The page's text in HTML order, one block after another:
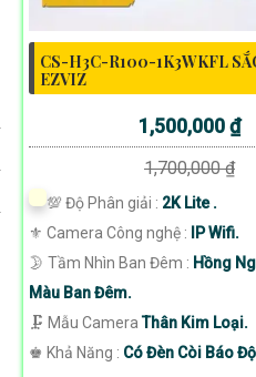
CS-H3C-R100-1K3WKFL
EZVIZ
1,500,000 ₫
1,700,000 ₫
💯 Độ Phân giải : 2K Lite .
⚜️ Camera Công nghệ :
IP Wifi.
🌛 Tầm Nhìn Ban Đêm : Hồng
Màu Ban Đêm.
🗜️ Mẫu CameraThân Kim Loại.
️♚ Khả Năng : Có Đèn Còi Báo